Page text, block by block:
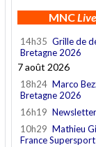
MNCLive
14h35 Grille de
Bretagne 2026
7 août 2026
18h24 Marco
Bretagne 2026
16h19
10h29 Mathieu
France